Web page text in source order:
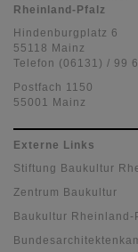
Rheinland-Pfalz
Hindenburgplatz 6
55118 Mainz
Telefon (06131) / 99
Postfach 1150
55001 Mainz
Externe Links
Stiftung Baukultur
Zentrum Baukultur
Baukultur Rheinland-